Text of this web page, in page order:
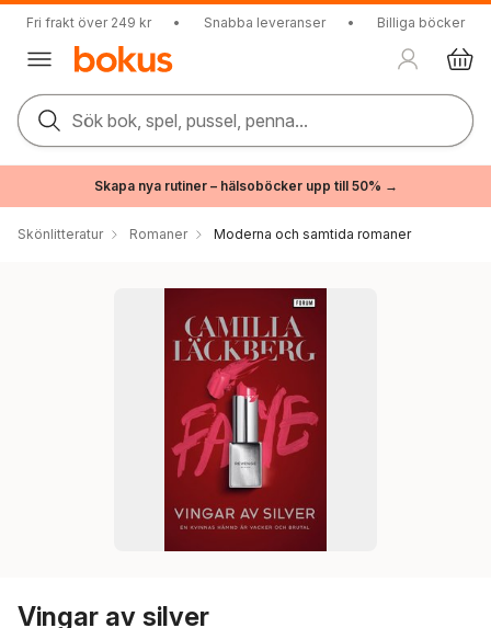
Fri frakt över 249 kr • Snabba leveranser • Billiga böcker
Sök bok, spel, pussel, penna...
Skapa nya rutiner – hälsoböcker upp till 50% →
Skönlitteratur Romaner Moderna och samtida romaner
Vingar av silver